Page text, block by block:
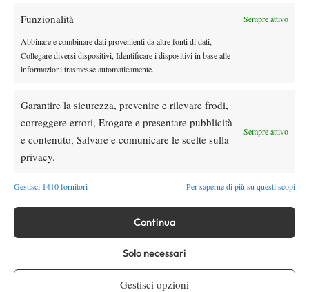
Funzionalità Sempre attivo
Abbinare e combinare dati provenienti da altre fonti di dati,
Collegare diversi dispositivi, Identificare i dispositivi in base alle
informazioni trasmesse automaticamente.
Garantire la sicurezza, prevenire e rilevare frodi,
correggere errori, Erogare e presentare pubblicità
e contenuto, Salvare e comunicare le scelte sulla
privacy.
Sempre attivo
Gestisci 1410 fornitori Per saperne di più su questi scopi
Continua
Solo necessari
Gestisci opzioni
Atp News
Masters 1000 Montreal 2026: medical time
WTA 1000 Toronto 2026: pioggia pesante,